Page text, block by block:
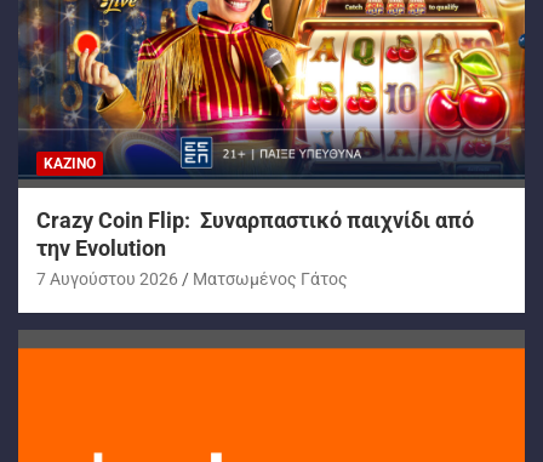
ΚΑΖΊΝΟ
Crazy Coin Flip: Συναρπαστικό παιχνίδι από
την Evolution
7 Αυγούστου 2026 Ματσωμένος Γάτος